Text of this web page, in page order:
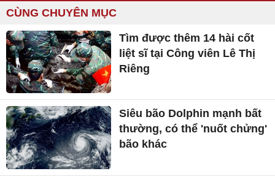
CÙNG CHUYÊN MỤC
Tìm được thêm 14 hài cốt
liệt sĩ tại Công viên Lê Thị
Riêng
Siêu bão Dolphin mạnh bất
thường, có thể 'nuốt chửng'
bão khác